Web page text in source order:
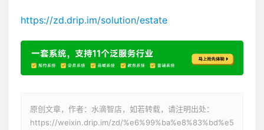
https://zd.drip.im/solution/estate
原创文章，作者：水滴智店，如若转载，请注明出处：
https://weixin.drip.im/zd/%e6%99%ba%e8%83%bd%e5